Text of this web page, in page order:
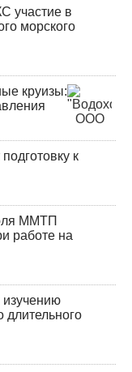
участие в
морского
круизы:
к
ММТП
работе на
длительного